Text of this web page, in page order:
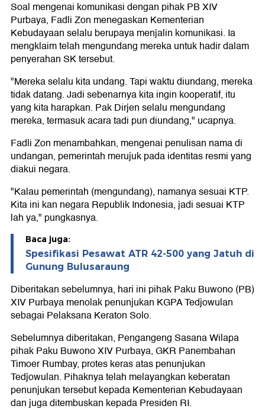
Soal mengenai komunikasi dengan pihak PB XIV
Purbaya, Fadli Zon menegaskan Kementerian
Kebudayaan selalu berupaya menjalin komunikasi. Ia
mengklaim telah mengundang mereka untuk hadir dalam
penyerahan SK tersebut.
"Mereka selalu kita undang. Tapi waktu diundang, mereka
tidak datang. Jadi sebenarnya kita ingin kooperatif, itu
yang kita harapkan. Pak Dirjen selalu mengundang
mereka, termasuk acara tadi pun diundang," ucapnya.
Fadli Zon menambahkan, mengenai penulisan nama di
undangan, pemerintah merujuk pada identitas resmi yang
diakui negara.
"Kalau pemerintah (mengundang), namanya sesuai KTP.
Kita ini kan negara Republik Indonesia, jadi sesuai KTP
lah ya," pungkasnya.
Baca juga:
Spesifikasi Pesawat ATR 42-500 yang Jatuh di
Gunung Bulusaraung
Diberitakan sebelumnya, hari ini pihak Paku Buwono (PB)
XIV Purbaya menolak penunjukan KGPA Tedjowulan
sebagai Pelaksana Keraton Solo.
Sebelumnya diberitakan, Pengangeng Sasana Wilapa
pihak Paku Buwono XIV Purbaya, GKR Panembahan
Timoer Rumbay, protes keras atas penunjukan
Tedjowulan. Pihaknya telah melayangkan keberatan
penunjukan tersebut kepada Kementerian Kebudayaan
dan juga ditembuskan kepada Presiden RI.